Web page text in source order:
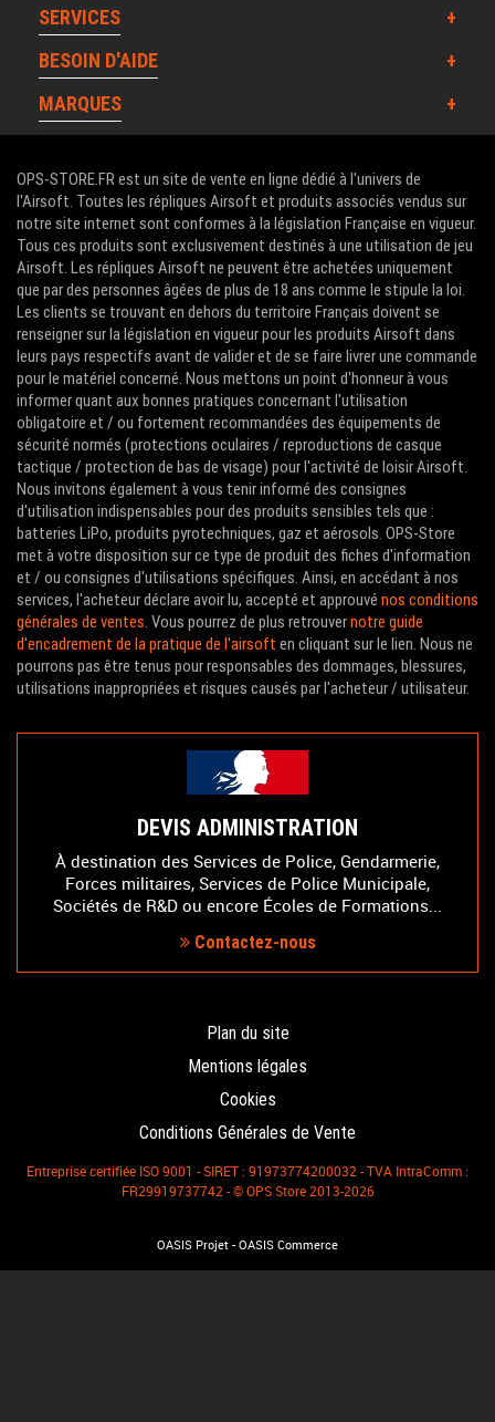
SERVICES
BESOIN D'AIDE
MARQUES
OPS-STORE.FR est un site de vente en ligne dédié à l'univers de
l'Airsoft. Toutes les répliques Airsoft et produits associés vendus sur
notre site internet sont conformes à la législation Française en vigueur.
Tous ces produits sont exclusivement destinés à une utilisation de jeu
Airsoft. Les répliques Airsoft ne peuvent être achetées uniquement
que par des personnes âgées de plus de 18 ans comme le stipule la loi.
Les clients se trouvant en dehors du territoire Français doivent se
renseigner sur la législation en vigueur pour les produits Airsoft dans
leurs pays respectifs avant de valider et de se faire livrer une commande
pour le matériel concerné. Nous mettons un point d'honneur à vous
informer quant aux bonnes pratiques concernant l'utilisation
obligatoire et / ou fortement recommandées des équipements de
sécurité normés (protections oculaires / reproductions de casque
tactique / protection de bas de visage) pour l'activité de loisir Airsoft.
Nous invitons également à vous tenir informé des consignes
d'utilisation indispensables pour des produits sensibles tels que :
batteries LiPo, produits pyrotechniques, gaz et aérosols. OPS-Store
met à votre disposition sur ce type de produit des fiches d'information
et / ou consignes d'utilisations spécifiques. Ainsi, en accédant à nos
services, l'acheteur déclare avoir lu, accepté et approuvé nos conditions
générales de ventes. Vous pourrez de plus retrouvernotre guide
d'encadrement de la pratique de l'airsoft en cliquant sur le lien. Nous ne
pourrons pas être tenus pour responsables des dommages, blessures,
utilisations inappropriées et risques causés par l'acheteur / utilisateur.
DEVIS ADMINISTRATION
À destination des Services de Police, Gendarmerie,
Forces militaires, Services de Police Municipale,
Sociétés de R&D ou encore Écoles de Formations...
Contactez-nous
Plan du site
Mentions légales
Cookies
Conditions Générales de Vente
Entreprise certifiée ISO 9001 - SIRET : 91973774200032 - TVA IntraComm :
FR29919737742 - © OPS Store 2013-2026
OASIS Projet - OASIS Commerce